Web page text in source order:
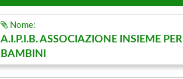
Nome:
A.I.P.I.B. ASSOCIAZIONE INSIEME PER I
BAMBINI